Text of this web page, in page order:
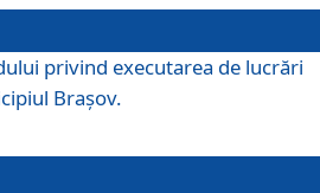
privind executarea de lucrări
Brașov.